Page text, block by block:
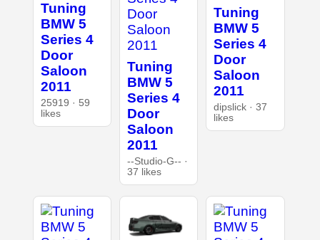
Tuning
BMW 5
Series 4
Door
Saloon
2011
25919 · 59
likes
Tuning
BMW 5
Series 4
Door
Saloon
2011
--Studio-G-- ·
37 likes
Tuning
BMW 5
Series 4
Door
Saloon
2011
dipslick · 37
likes